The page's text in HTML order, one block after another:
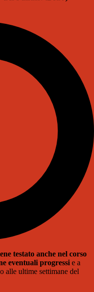
testato anche nel corso
eventuali progressie a
alle ultime settimane del